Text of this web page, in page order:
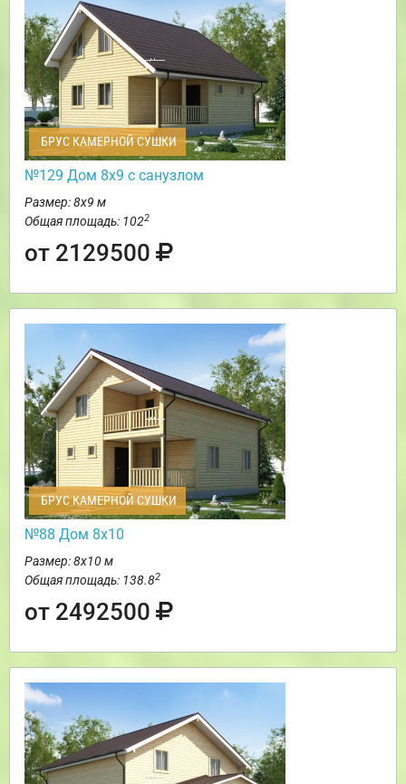
БРУС КАМЕРНОЙ СУШКИ
№129 Дом 8х9 с санузлом
Размер: 8х9 м
Общая площадь: 1022
от 2129500
БРУС КАМЕРНОЙ СУШКИ
№88 Дом 8х10
Размер: 8х10 м
Общая площадь: 138.82
от 2492500